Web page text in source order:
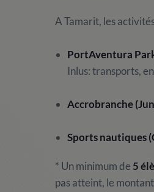
A Tamarit, les
PortAventura
Inlus: transports,
Accrobranche
Sports nautiques
* Un minimum de 5
pas atteint, le